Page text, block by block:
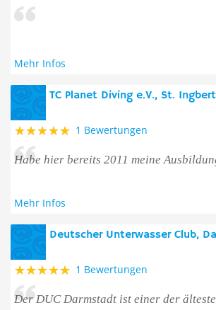
Mehr Infos
TC Planet Diving e.V., St. Ingbert
1 Bewertungen
Habe hier bereits 2011 meine
Mehr Infos
Deutscher Unterwasser Club,
1 Bewertungen
Der DUC Darmstadt ist einer der